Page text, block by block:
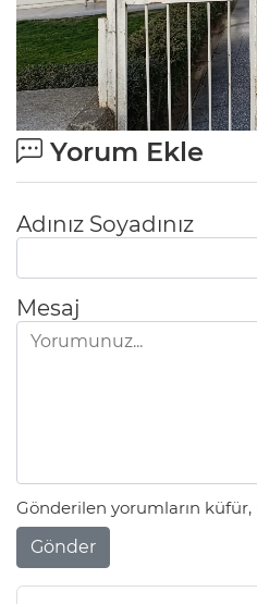
Yorum Ekle
Adınız Soyadınız
Mesaj
Gönderilen yorumların küfür,
Gönder